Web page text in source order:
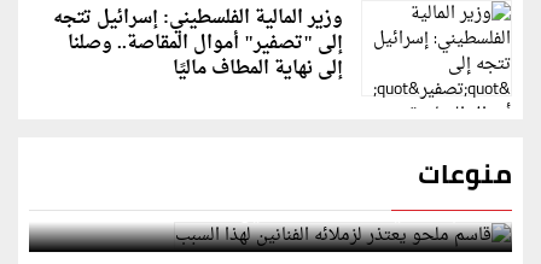
وزير المالية الفلسطيني: إسرائيل تتجه
إلى "تصفير" أموال المقاصة.. وصلنا
إلى نهاية المطاف ماليًا
منوعات
قاسم ملحو يعتذر لزملائه الفنانين لهذا السبب